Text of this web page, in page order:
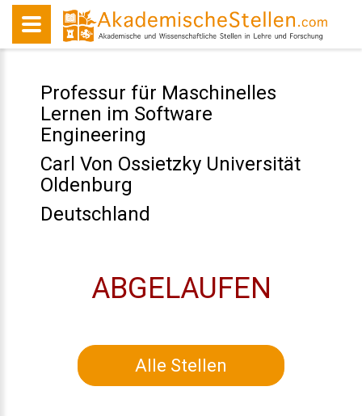
Professur für Maschinelles
Lernen im Software
Engineering
Carl Von Ossietzky Universität
Oldenburg
Deutschland
ABGELAUFEN
Alle Stellen